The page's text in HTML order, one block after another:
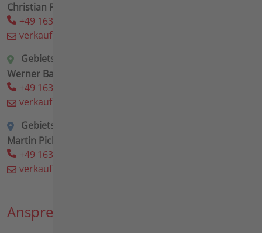
Christian Pfeiffer
+49 163 6539 519
verkauf.mitte(at)agria(dot)de
Gebietsleiter Süd-West
Werner Baust
+49 163 6539 144
verkauf.sued-west(at)agria(dot)de
Gebietsleiter Süd-Ost
Martin Pickl
+49 163 6539 522
verkauf.sued-ost(at)agria(dot)de
Ansprechpartner International